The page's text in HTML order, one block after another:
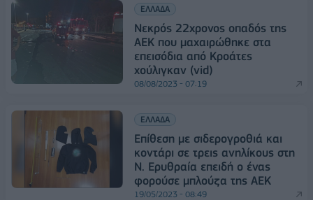
ΕΛΛΑΔΑ
Νεκρός 22χρονος οπαδός της
ΑΕΚ που μαχαιρώθηκε στα
επεισόδια από Κροάτες
χούλιγκαν (vid)
08/08/2023 - 07:19
ΕΛΛΑΔΑ
Επίθεση με σιδερογροθιά και
κοντάρι σε τρεις ανηλίκους στη
Ν. Ερυθραία επειδή ο ένας
φορούσε μπλούζα της ΑΕΚ
19/05/2023 - 08:49